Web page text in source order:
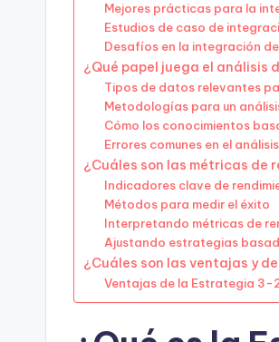
Mejores prácticas para la
Estudios de caso de
Desafíos en la integración
¿Qué papel juega el
Tipos de datos relevantes
Metodologías para un
Cómo los conocimientos
Errores comunes en el
¿Cuáles son las métricas
Indicadores clave de
Métodos para medir el éxito
Interpretando métricas de
Ajustando estrategias
¿Cuáles son las ventajas y
Ventajas de la Estrategia